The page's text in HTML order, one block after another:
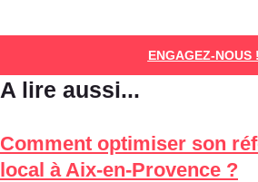
ENGAGEZ-NOUS !
A lire aussi...
Comment optimiser son
local à Aix-en-Provence ?